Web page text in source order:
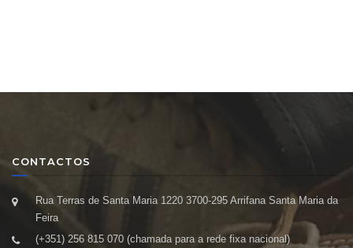
CONTACTOS
Rua Terras de Santa Maria 1220 3700-295 Arrifana Santa Maria da
Feira
(+351) 256 815 070 (chamada para a rede fixa nacional)